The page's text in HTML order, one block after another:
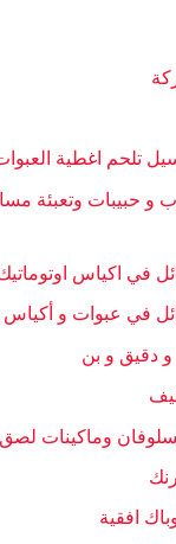
تلحم اغطية العبوات
و حبيبات وتعبئة
في اكياس
في عبوات و أكياس
و دقيق و بن
وماكينات
افقية